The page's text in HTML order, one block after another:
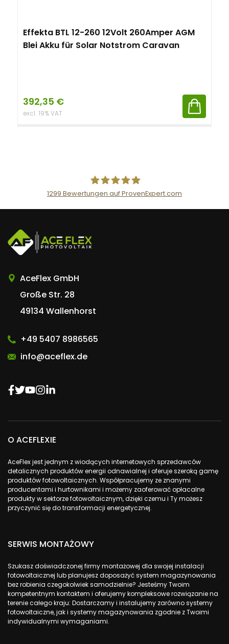
Effekta BTL 12-260 12Volt 260Amper AGM
Blei Akku für Solar Notstrom Caravan
392,35 €
excl. 19% VAT
AceFlex GmbH
1299 Bewertungen auf ProvenExpert.com
AceFlex GmbH
Große Str. 28
49134 Wallenhorst
+49 5407 8986565
info@aceflex.de
O ACEFLEXIE
AceFlex jest jednym z wiodących internetowych sprzedawców
detalicznych produktów energii odnawialnej i oferuje szeroką gamę
produktów fotowoltaicznych. Współpracujemy ze znanymi
producentami i hurtownikami i możemy zaoferować opłacalne
produkty w sektorze fotowoltaicznym, dzięki czemu i Ty możesz
przyczynić się do transformacji energetycznej.
SERWIS MONTAŻOWY
Szukasz doświadczonej firmy montażowej dla swojej instalacji
fotowoltaicznej lub planujesz doposażyć system magazynowania
bez robienia czegokolwiek samodzielnie? Jesteśmy Twoim
kompetentnym kontaktem i oferujemy kompleksowe rozwiązanie na
terenie całego kraju: Dostarczamy i instalujemy zarówno systemy
fotowoltaiczne, jak i systemy magazynowania zgodnie z Twoimi
indywidualnymi wymaganiami.